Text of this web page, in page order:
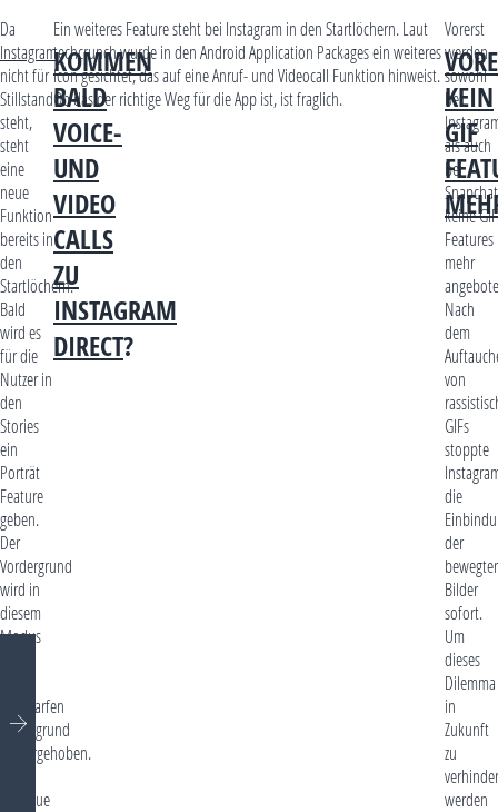
Da
Instagram
nicht für
Stillstand
steht,
steht
eine
neue
Funktion
bereits in
den
Startlöchern.
Bald
wird es
für die
Nutzer in
den
Stories
ein
Porträt
Feature
geben.
Der
Vordergrund
wird in
diesem
Modus
unscharfen
Hintergrund
hervorgehoben.
die neue
KOMMEN
BALD
VOICE-
UND
VIDEO
CALLS
ZU
INSTAGRAM
DIRECT?
Ein weiteres Feature steht bei Instagram in den Startlöchern. Laut
techcrunch wurde in den Android Application Packages ein weiteres
Icon gesichtet, das auf eine Anruf- und Videocall Funktion hinweist.
Ob das der richtige Weg für die App ist, ist fraglich.
KEIN
GIF
Vorerst
werden
sowohl
bei
als auch
bei
Snapchat
keine GIF
Features
mehr
Nach
dem
von
GIFs
stoppte
die
der
Bilder
sofort.
Um
dieses
Dilemma
in
Zukunft
zu
werden